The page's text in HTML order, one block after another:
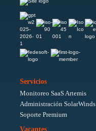
Servicios
Monitoreo SaaS Artemis
Administración SolarWinds
Soporte Premium
Vacantes